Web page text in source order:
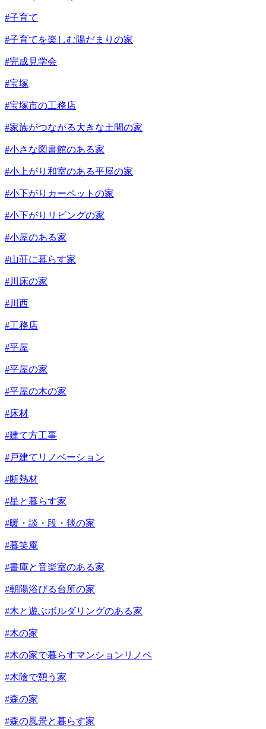
#子育て
#子育てを楽しむ陽だまりの家
#完成見学会
#宝塚
#宝塚市の工務店
#家族がつながる大きな土間の家
#小さな図書館のある家
#小上がり和室のある平屋の家
#小下がりカーペットの家
#小下がりリビングの家
#小屋のある家
#山荘に暮らす家
#川床の家
#川西
#工務店
#平屋
#平屋の家
#平屋の木の家
#床材
#建て方工事
#戸建てリノベーション
#断熱材
#星と暮らす家
#暖・談・段・毯の家
#暮笑庵
#書庫と音楽室のある家
#朝陽浴びる台所の家
#木と遊ぶボルダリングのある家
#木の家
#木の家で暮らすマンションリノベ
#木陰で憩う家
#森の家
#森の風景と暮らす家